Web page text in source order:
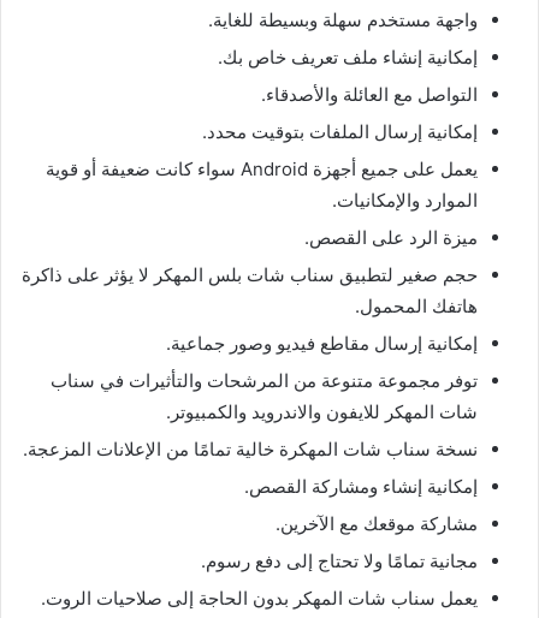
واجهة مستخدم سهلة وبسيطة للغاية.
إمكانية إنشاء ملف تعريف خاص بك.
التواصل مع العائلة والأصدقاء.
إمكانية إرسال الملفات بتوقيت محدد.
يعمل على جميع أجهزة
سواء كانت ضعيفة أو قوية
الموارد والإمكانيات.
ميزة الرد على القصص.
حجم صغير لتطبيق سناب شات بلس المهكر لا يؤثر على ذاكرة
هاتفك المحمول.
إمكانية إرسال مقاطع فيديو وصور جماعية.
توفر مجموعة متنوعة من المرشحات والتأثيرات في سناب
شات المهكر للايفون والاندرويد والكمبيوتر .
نسخة سناب شات المهكرة خالية تمامًا من الإعلانات المزعجة.
إمكانية إنشاء ومشاركة القصص.
مشاركة موقعك مع الآخرين.
مجانية تمامًا ولا تحتاج إلى دفع رسوم.
يعمل سناب شات المهكر بدون الحاجة إلى صلاحيات الروت.